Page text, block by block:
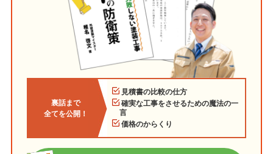
裏話まで
全てを公開！
見積書の比較の仕方
確実な工事をさせるための魔法の一
言
価格のからくり